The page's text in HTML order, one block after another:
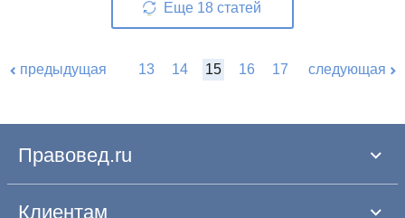
Еще 18 статей
предыдущая 13 14 15 16 17 следующая
Правовед.ru
Клиентам